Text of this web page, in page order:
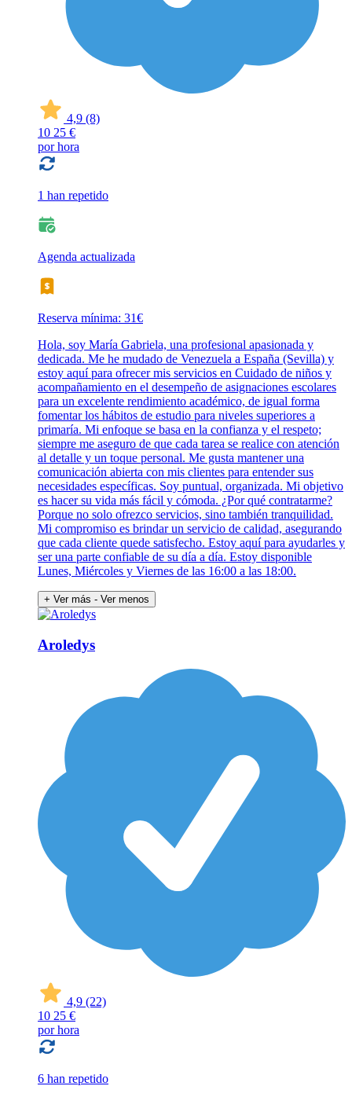
4,9 (8)
10 25 €
por hora
1 han repetido
Agenda actualizada
Reserva mínima: 31€
Hola, soy María Gabriela, una profesional apasionada y
dedicada. Me he mudado de Venezuela a España (Sevilla) y
estoy aquí para ofrecer mis servicios en Cuidado de niños y
acompañamiento en el desempeño de asignaciones escolares
para un excelente rendimiento académico, de igual forma
fomentar los hábitos de estudio para niveles superiores a
primaría. Mi enfoque se basa en la confianza y el respeto;
siempre me aseguro de que cada tarea se realice con atención
al detalle y un toque personal. Me gusta mantener una
comunicación abierta con mis clientes para entender sus
necesidades específicas. Soy puntual, organizada. Mi objetivo
es hacer su vida más fácil y cómoda. ¿Por qué contratarme?
Porque no solo ofrezco servicios, sino también tranquilidad.
Mi compromiso es brindar un servicio de calidad, asegurando
que cada cliente quede satisfecho. Estoy aquí para ayudarles y
ser una parte confiable de su día a día. Estoy disponible
Lunes, Miércoles y Viernes de las 16:00 a las 18:00.
+ Ver más - Ver menos
Aroledys
4,9 (22)
10 25 €
por hora
6 han repetido